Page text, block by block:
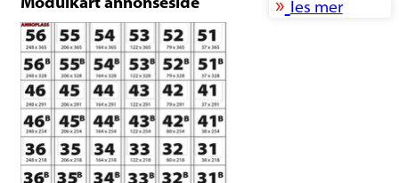
les mer